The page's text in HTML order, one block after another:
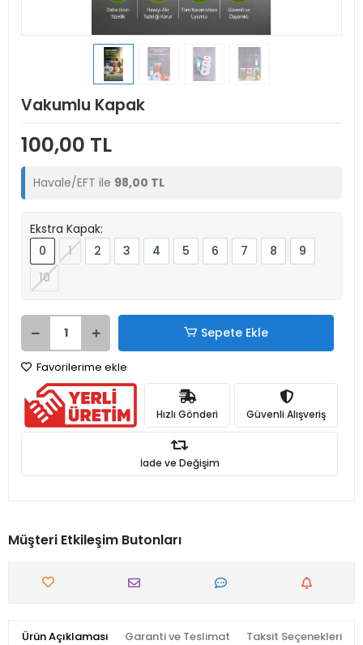
Vakumlu Kapak
100,00 TL
Havale/EFT ile 98,00 TL
Ekstra Kapak:
0
1 2 3 4 5 6 7 8
9
10
Sepete Ekle
Favorilerime ekle
Hızlı Gönderi Güvenli Alışveriş
İade ve Değişim
Müşteri Etkileşim Butonları
Ürün Açıklaması Garanti ve Teslimat Taksit Seçenekleri